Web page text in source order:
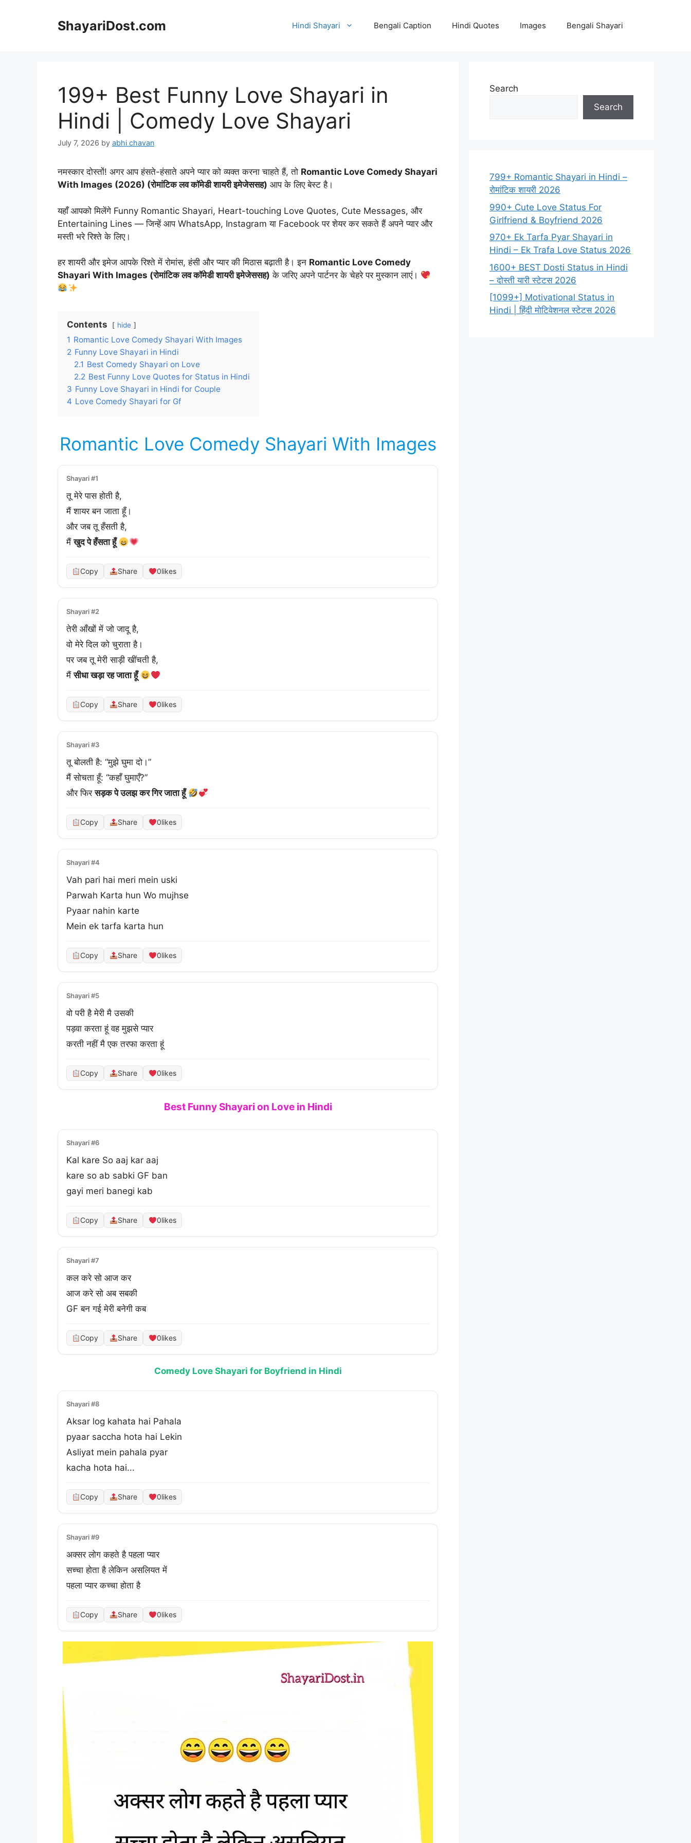
ShayariDost.com Hindi Shayari Bengali Caption Hindi Quotes Images Bengali Shayari
199+ Best Funny Love Shayari in
Hindi | Comedy Love Shayari
July 7, 2026 by abhi chavan
नमस्कार दोस्तों! अगर आप हंसते-हंसाते अपने प्यार को व्यक्त करना चाहते हैं, तो Romantic Love Comedy Shayari
With Images (2026) (रोमांटिक लव कॉमेडी शायरी इमेजेससह) आप के लिए बेस्ट है।
यहाँ आपको मिलेंगे Funny Romantic Shayari, Heart-touching Love Quotes, Cute Messages, और
Entertaining Lines — जिन्हें आप WhatsApp, Instagram या Facebook पर शेयर कर सकते हैं अपने प्यार और
मस्ती भरे रिश्ते के लिए।
हर शायरी और इमेज आपके रिश्ते में रोमांस, हंसी और प्यार की मिठास बढ़ाती है। इन Romantic Love Comedy
Shayari With Images (रोमांटिक लव कॉमेडी शायरी इमेजेससह) के जरिए अपने पार्टनर के चेहरे पर मुस्कान लाएं।
Contents hide
1 Romantic Love Comedy Shayari With Images
2 Funny Love Shayari in Hindi
2.1 Best Comedy Shayari on Love
2.2 Best Funny Love Quotes for Status in Hindi
3 Funny Love Shayari in Hindi for Couple
4 Love Comedy Shayari for Gf
Romantic Love Comedy Shayari With Images
Shayari #1
तू मेरे पास होती है,
मैं शायर बन जाता हूँ।
और जब तू हँसती है,
मैं खुद पे हँसता हूँ
Copy Share 0likes
Shayari #2
तेरी आँखों में जो जादू है,
वो मेरे दिल को चुराता है।
पर जब तू मेरी साड़ी खींचती है,
मैं सीधा खड़ा रह जाता हूँ
Copy Share 0likes
Shayari #3
तू बोलती है: “मुझे घुमा दो।”
मैं सोचता हूँ: “कहाँ घुमाएँ?”
और फिर सड़क पे उलझ कर गिर जाता हूँ
Copy Share 0likes
Shayari #4
Vah pari hai meri mein uski
Parwah Karta hun Wo mujhse
Pyaar nahin karte
Mein ek tarfa karta hun
Copy Share 0likes
Shayari #5
वो परी है मेरी मै उसकी
पड़वा करता हूं वह मुझसे प्यार
करती नहीं मै एक तरफा करता हूं
Copy Share 0likes
Best Funny Shayari on Love in Hindi
Shayari #6
Kal kare So aaj kar aaj
kare so ab sabki GF ban
gayi meri banegi kab
Copy Share 0likes
Shayari #7
कल करे सो आज कर
आज करे सो अब सबकी
GF बन गई मेरी बनेगी कब
Copy Share 0likes
Comedy Love Shayari for Boyfriend in Hindi
Shayari #8
Aksar log kahata hai Pahala
pyaar saccha hota hai Lekin
Asliyat mein pahala pyar
kacha hota hai...
Copy Share 0likes
Shayari #9
अक्सर लोग कहते है पहला प्यार
सच्चा होता है लेकिन असलियत में
पहला प्यार कच्चा होता है
Copy Share 0likes
Search
Search
799+ Romantic Shayari in Hindi –
रोमांटिक शायरी 2026
990+ Cute Love Status For
Girlfriend & Boyfriend 2026
970+ Ek Tarfa Pyar Shayari in
Hindi – Ek Trafa Love Status 2026
1600+ BEST Dosti Status in Hindi
– दोस्ती यारी स्टेटस 2026
[1099+] Motivational Status in
Hindi | हिंदी मोटिवेशनल स्टेटस 2026